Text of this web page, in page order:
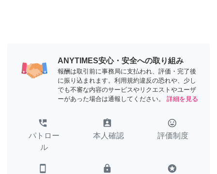
ANYTIMES安心・安全への取り組み
報酬は取引前に事務局に支払われ、評価・完了後
に振り込まれます。利用規約違反の恐れや、少し
でも不審な内容のサービスやリクエストやユーザ
ーがあった場合は通報してください。
詳細を見る
perm_phone_msg
パトロー
ル
assignment_ind
本人確認
tag_faces
評価制度
smartphone lock stars